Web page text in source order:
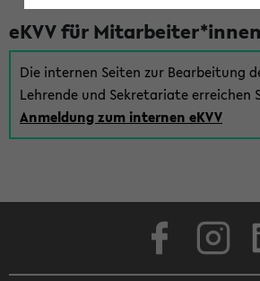
eKVV für Mitarbeiter*innen
Die internen Seiten zur Bearbeitung
Lehrende und Sekretariate erreichen
Anmeldung zum internen eKVV